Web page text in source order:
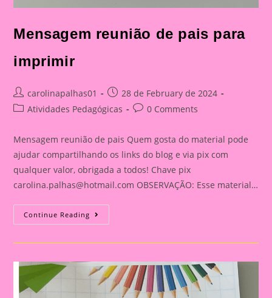
Mensagem reunião de pais para
imprimir
Post
author:
carolinapalhas01
Post
published:
28 de February de 2024
PostAtividades Pedagógicas
Post0 Comments
Mensagem reunião de pais Quem gosta do material pode
ajudar compartilhando os links do blog e via pix com
qualquer valor, obrigada a todos! Chave pix
carolina.palhas@hotmail.com OBSERVAÇÃO: Esse material…
Continue Reading Mensagem
Reunião
Pais